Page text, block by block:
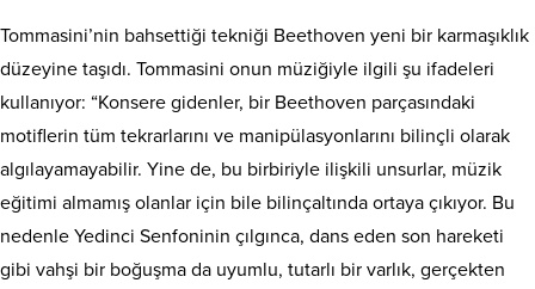
Tommasini’nin bahsettiği tekniği Beethoven yeni bir karmaşıklık
düzeyine taşıdı. Tommasini onun müziğiyle ilgili şu ifadeleri
kullanıyor: “Konsere gidenler, bir Beethoven parçasındaki
motiflerin tüm tekrarlarını ve manipülasyonlarını bilinçli olarak
algılayamayabilir. Yine de, bu birbiriyle ilişkili unsurlar, müzik
eğitimi almamış olanlar için bile bilinçaltında ortaya çıkıyor. Bu
nedenle Yedinci Senfoninin çılgınca, dans eden son hareketi
gibi vahşi bir boğuşma da uyumlu, tutarlı bir varlık, gerçekten